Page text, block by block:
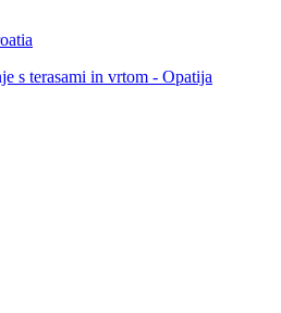
s terasami in vrtom - Opatija